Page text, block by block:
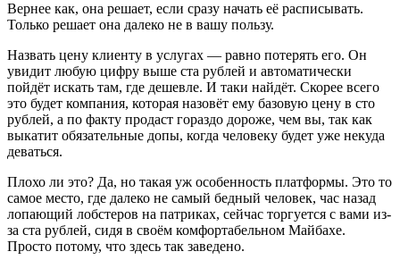
Вернее как, она решает, если сразу начать её расписывать.
Только решает она далеко не в вашу пользу.
Назвать цену клиенту в услугах — равно потерять его. Он
увидит любую цифру выше ста рублей и автоматически
пойдёт искать там, где дешевле. И таки найдёт. Скорее всего
это будет компания, которая назовёт ему базовую цену в сто
рублей, а по факту продаст гораздо дороже, чем вы, так как
выкатит обязательные допы, когда человеку будет уже некуда
деваться.
Плохо ли это? Да, но такая уж особенность платформы. Это то
самое место, где далеко не самый бедный человек, час назад
лопающий лобстеров на патриках, сейчас торгуется с вами из-
за ста рублей, сидя в своём комфортабельном Майбахе.
Просто потому, что здесь так заведено.